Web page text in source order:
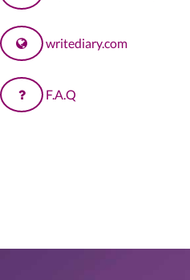
writediary.com
F.A.Q